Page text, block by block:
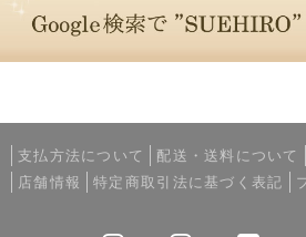
支払方法について 配送・送料について
店舗情報
特定商取引法に基づく表記